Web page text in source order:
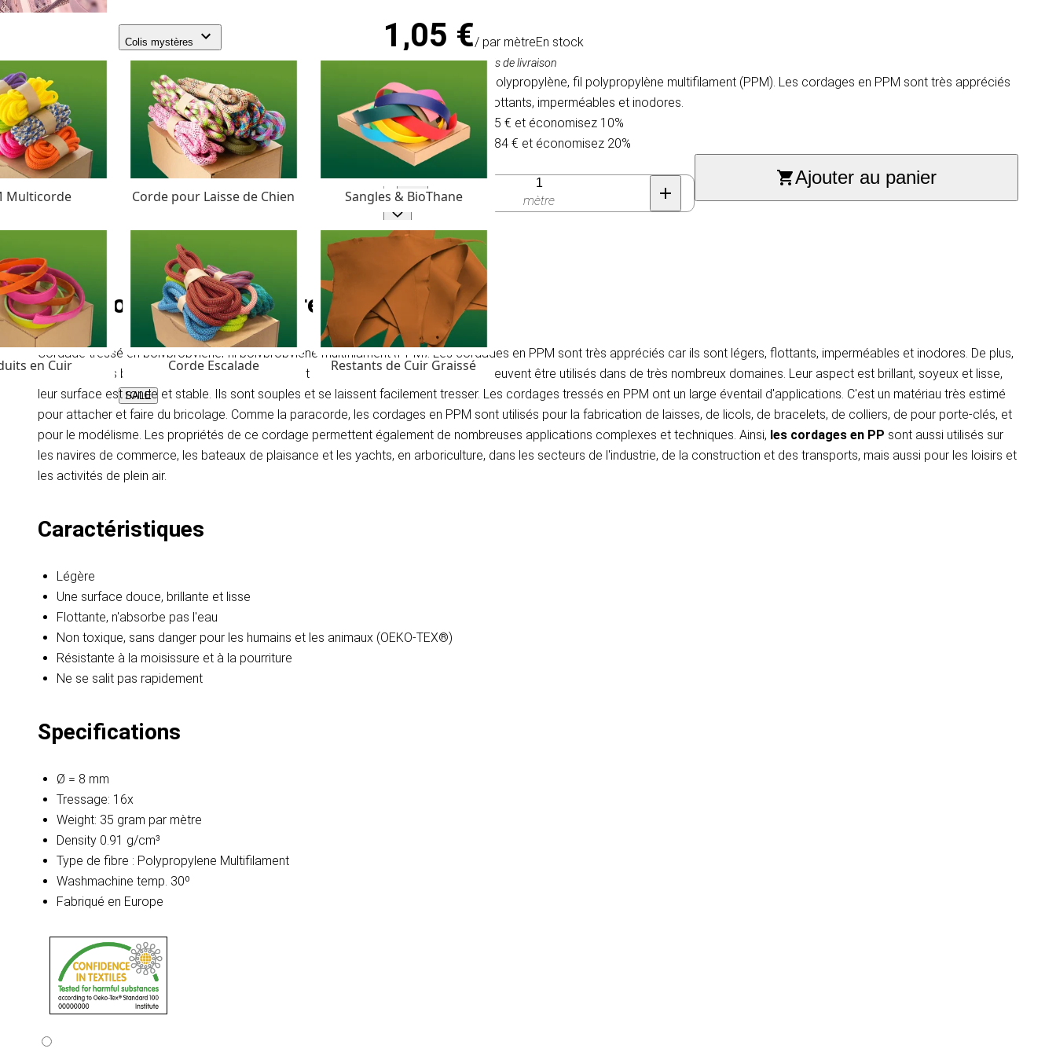
Colis mystères
Multicorde Corde pour Laisse de Chien Sangles & BioThane
en Cuir Corde Escalade Restants de Cuir Graissé
SALE
1,05 €/ par mètreEn stock
TVA comprise, hors frais de livraison
Cordage tressé en polypropylène, fil polypropylène multifilament (PPM). Les cordages en PPM sont très appréciés
car ils sont légers, flottants, imperméables et inodores.
Achetez 30 pour 0,95 € et économisez 10%
Achetez 100 pour 0,84 € et économisez 20%
Quantité
mètre
Ajouter au panier
PPM corde - Ø 8 mm (tressés)
Cordage tressé en polypropylène, fil polypropylène multifilament (PPM). Les cordages en PPM sont très appréciés car ils sont légers, flottants, imperméables et inodores. De plus,
ils ont une très bonne résistance à la rupture, sont extrêmement faciles à nouer et peuvent être utilisés dans de très nombreux domaines. Leur aspect est brillant, soyeux et lisse,
leur surface est ronde et stable. Ils sont souples et se laissent facilement tresser. Les cordages tressés en PPM ont un large éventail d'applications. C'est un matériau très estimé
pour attacher et faire du bricolage. Comme la paracorde, les cordages en PPM sont utilisés pour la fabrication de laisses, de licols, de bracelets, de colliers, de pour porte-clés, et
pour le modélisme. Les propriétés de ce cordage permettent également de nombreuses applications complexes et techniques. Ainsi, les cordages en PP sont aussi utilisés sur
les navires de commerce, les bateaux de plaisance et les yachts, en arboriculture, dans les secteurs de l'industrie, de la construction et des transports, mais aussi pour les loisirs et
les activités de plein air.
Caractéristiques
Légère
Une surface douce, brillante et lisse
Flottante, n'absorbe pas l'eau
Non toxique, sans danger pour les humains et les animaux (OEKO-TEX®)
Résistante à la moisissure et à la pourriture
Ne se salit pas rapidement
Specifications
Ø = 8 mm
Tressage: 16x
Weight: 35 gram par mètre
Density 0.91 g/cm³
Type de fibre : Polypropylene Multifilament
Washmachine temp. 30º
Fabriqué en Europe